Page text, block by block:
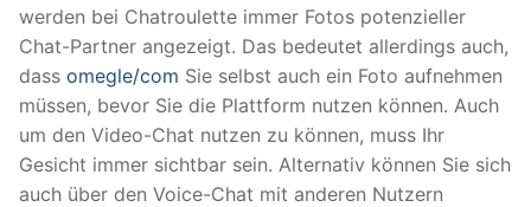
werden bei Chatroulette immer Fotos potenzieller
Chat-Partner angezeigt. Das bedeutet allerdings auch,
dass omegle/com Sie selbst auch ein Foto aufnehmen
müssen, bevor Sie die Plattform nutzen können. Auch
um den Video-Chat nutzen zu können, muss Ihr
Gesicht immer sichtbar sein. Alternativ können Sie sich
auch über den Voice-Chat mit anderen Nutzern